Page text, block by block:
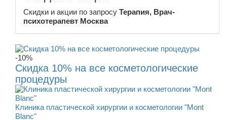
Скидки и акции по запросу Терапия, Врач-
психотерапевт Москва
-10%
Скидка 10% на все косметологические
процедуры
Клиника пластической хирургии и косметологии "Mont
Blanc"